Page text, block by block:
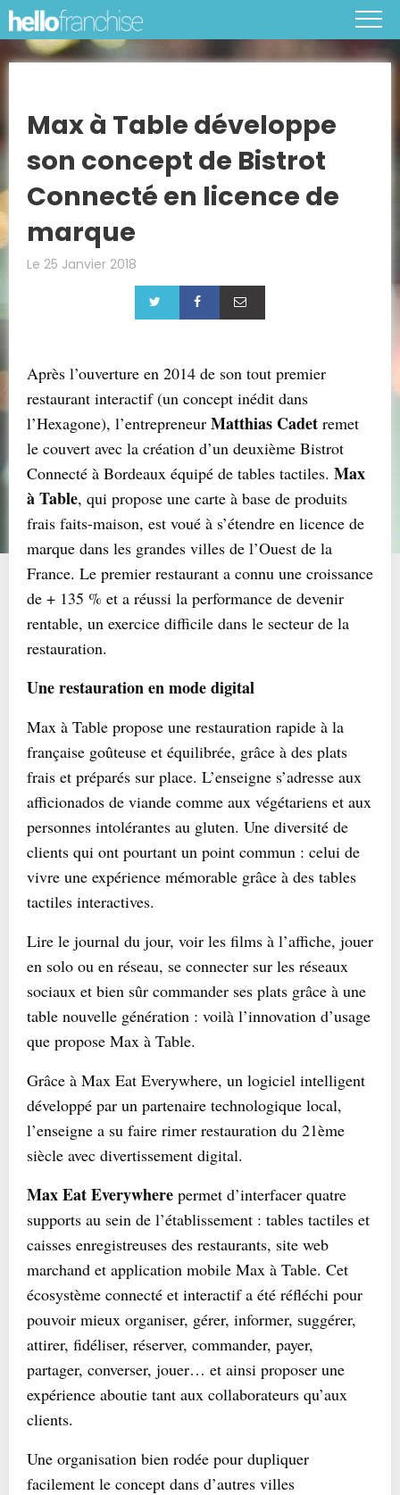
Max à Table développe
son concept de Bistrot
Connecté en licence de
marque
Le 25 Janvier 2018
Après l’ouverture en 2014 de son tout premier
restaurant interactif (un concept inédit dans
l’Hexagone), l’entrepreneur Matthias Cadet remet
le couvert avec la création d’un deuxième Bistrot
Connecté à Bordeaux équipé de tables tactiles. Max
à Table, qui propose une carte à base de produits
frais faits-maison, est voué à s’étendre en licence de
marque dans les grandes villes de l’Ouest de la
France. Le premier restaurant a connu une croissance
de + 135 % et a réussi la performance de devenir
rentable, un exercice difficile dans le secteur de la
restauration.
Une restauration en mode digital
Max à Table propose une restauration rapide à la
française goûteuse et équilibrée, grâce à des plats
frais et préparés sur place. L’enseigne s’adresse aux
afficionados de viande comme aux végétariens et aux
personnes intolérantes au gluten. Une diversité de
clients qui ont pourtant un point commun : celui de
vivre une expérience mémorable grâce à des tables
tactiles interactives.
Lire le journal du jour, voir les films à l’affiche, jouer
en solo ou en réseau, se connecter sur les réseaux
sociaux et bien sûr commander ses plats grâce à une
table nouvelle génération : voilà l’innovation d’usage
que propose Max à Table.
Grâce à Max Eat Everywhere, un logiciel intelligent
développé par un partenaire technologique local,
l’enseigne a su faire rimer restauration du 21ème
siècle avec divertissement digital.
Max Eat Everywhere permet d’interfacer quatre
supports au sein de l’établissement : tables tactiles et
caisses enregistreuses des restaurants, site web
marchand et application mobile Max à Table. Cet
écosystème connecté et interactif a été réfléchi pour
pouvoir mieux organiser, gérer, informer, suggérer,
attirer, fidéliser, réserver, commander, payer,
partager, converser, jouer… et ainsi proposer une
expérience aboutie tant aux collaborateurs qu’aux
clients.
Une organisation bien rodée pour dupliquer
facilement le concept dans d’autres villes